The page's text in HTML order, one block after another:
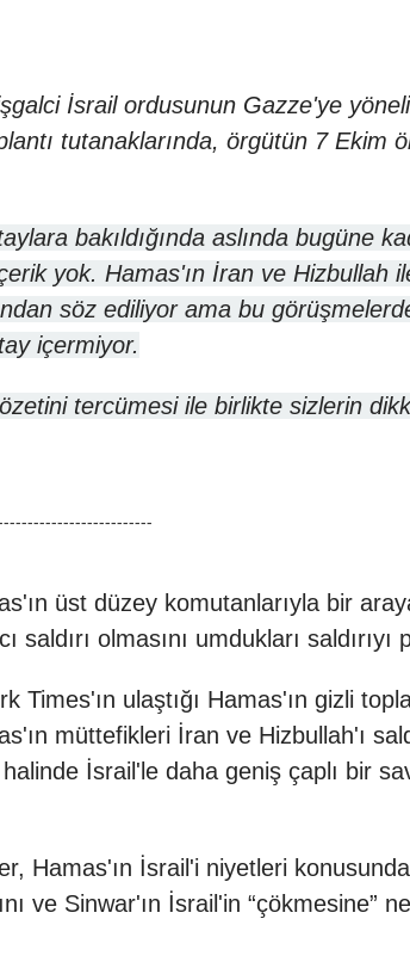
İsrail ordusunun Gazze'ye
tutanaklarında, örgütün 7 Ekim
bakıldığında aslında bugüne
yok. Hamas'ın İran ve Hizbullah
söz ediliyor ama bu
içermiyor.
tercümesi ile birlikte sizlerin
üst düzey komutanlarıyla bir
olmasını umdukları saldırıyı
ulaştığı Hamas'ın gizli
müttefikleri İran ve Hizbullah'ı
İsrail'le daha geniş çaplı bir
Hamas'ın İsrail'i niyetleri
ve Sinwar'ın İsrail'in “çökmesine”